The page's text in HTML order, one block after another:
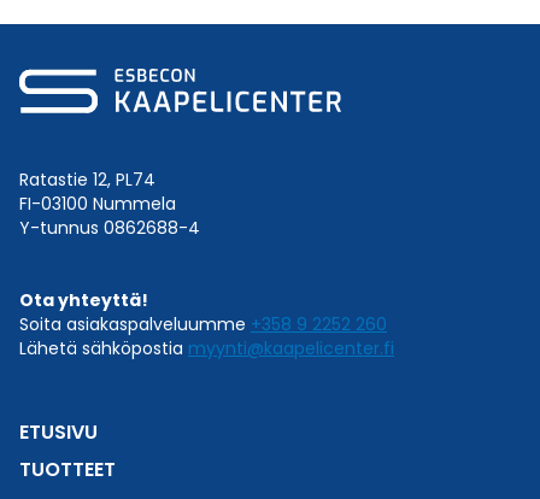
Ratastie 12, PL74
FI-03100 Nummela
Y-tunnus 0862688-4
Ota yhteyttä!
Soita asiakaspalveluumme +358 9 2252 260
Lähetä sähköpostia myynti@kaapelicenter.fi
ETUSIVU
TUOTTEET